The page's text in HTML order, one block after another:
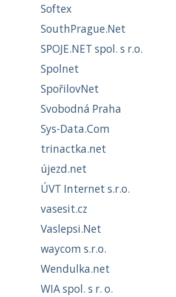
Softex
SouthPrague.Net
SPOJE.NET spol. s r.o.
Spolnet
SpořilovNet
Svobodná Praha
Sys-Data.Com
trinactka.net
újezd.net
ÚVT Internet s.r.o.
vasesit.cz
Vaslepsi.Net
waycom s.r.o.
Wendulka.net
WIA spol. s r. o.